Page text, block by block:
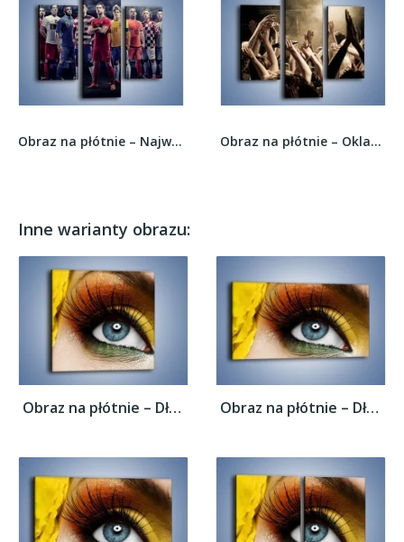
Obraz na płótnie – Największe gwiazdy footballu... Obraz na płótnie – Oklaski na koncercie –...
Inne warianty obrazu:
Obraz na płótnie – Długie kobiece rzęsy –... Obraz na płótnie – Długie kobiece rzęsy –...